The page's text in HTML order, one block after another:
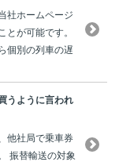
社ホームページ
が可能です。
個別の列車の遅
うように言われ
他社局で乗車券
振替輸送の対象